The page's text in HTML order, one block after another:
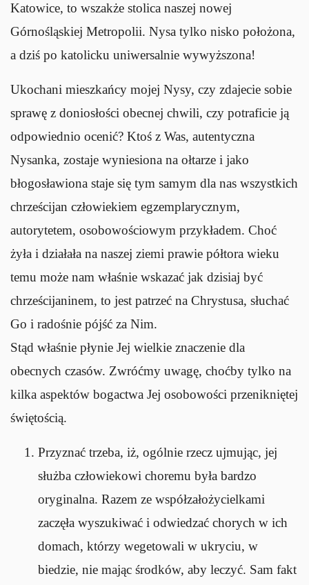
Katowice, to wszakże stolica naszej nowej
Górnośląskiej Metropolii. Nysa tylko nisko położona,
a dziś po katolicku uniwersalnie wywyższona!
Ukochani mieszkańcy mojej Nysy, czy zdajecie sobie
sprawę z doniosłości obecnej chwili, czy potraficie ją
odpowiednio ocenić? Ktoś z Was, autentyczna
Nysanka, zostaje wyniesiona na ołtarze i jako
błogosławiona staje się tym samym dla nas wszystkich
chrześcijan człowiekiem egzemplarycznym,
autorytetem, osobowościowym przykładem. Choć
żyła i działała na naszej ziemi prawie półtora wieku
temu może nam właśnie wskazać jak dzisiaj być
chrześcijaninem, to jest patrzeć na Chrystusa, słuchać
Go i radośnie pójść za Nim.
Stąd właśnie płynie Jej wielkie znaczenie dla
obecnych czasów. Zwróćmy uwagę, choćby tylko na
kilka aspektów bogactwa Jej osobowości przenikniętej
świętością.
Przyznać trzeba, iż, ogólnie rzecz ujmując, jej
służba człowiekowi choremu była bardzo
oryginalna. Razem ze współzałożycielkami
zaczęła wyszukiwać i odwiedzać chorych w ich
domach, którzy wegetowali w ukryciu, w
biedzie, nie mając środków, aby leczyć. Sam fakt